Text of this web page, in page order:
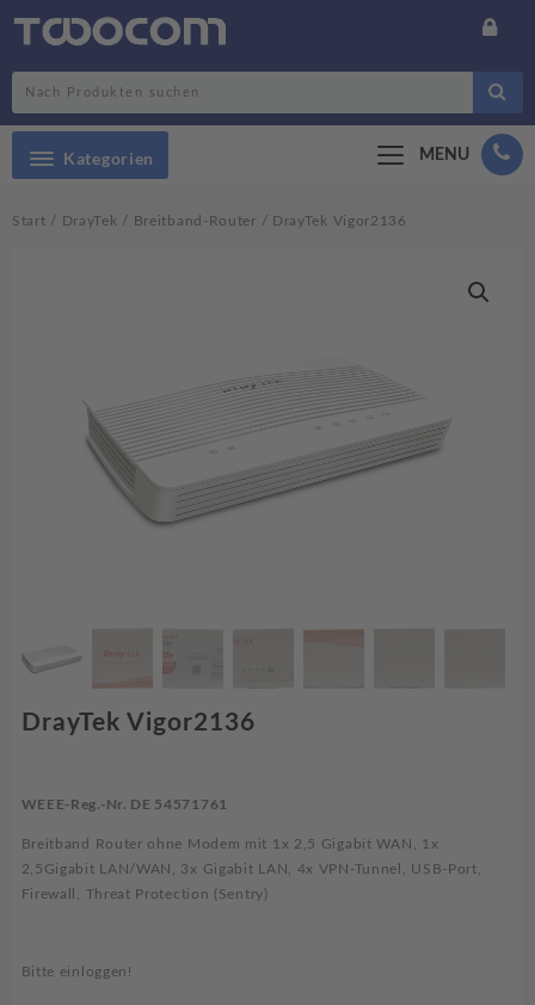
Kategorien MENU
Start / DrayTek / Breitband-Router / DrayTek Vigor2136
DrayTek Vigor2136
WEEE-Reg.-Nr. DE 54571761
Breitband Router ohne Modem mit 1x 2,5 Gigabit WAN, 1x
2,5Gigabit LAN/WAN, 3x Gigabit LAN, 4x VPN-Tunnel, USB-Port,
Firewall, Threat Protection (Sentry)
Bitte einloggen!